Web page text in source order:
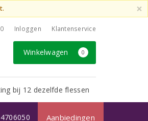
×
Inloggen Klantenservice
Winkelwagen 0
bij 12 dezelfde flessen
Aanbiedingen